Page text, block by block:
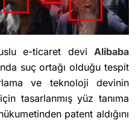
e-ticaret devi Alibaba
suç ortağı olduğu tespit
ve teknoloji devinin
tasarlanmış yüz tanıma
patent aldığını